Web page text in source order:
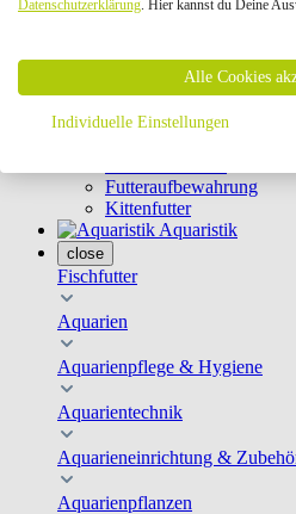
Geschirre & Leinen
Schutznetze
Kippfensterschutz
Katzenkameras
Futternäpfe
Futteraufbewahrung
Kittenfutter
Aquaristik
close
Fischfutter
Aquarien
Aquarienpflege & Hygiene
Aquarientechnik
Aquarieneinrichtung &
Aquarienpflanzen
Datenschutzerklärung. Hier kannst du Deine
Alle Cookies
Individuelle Einstellungen